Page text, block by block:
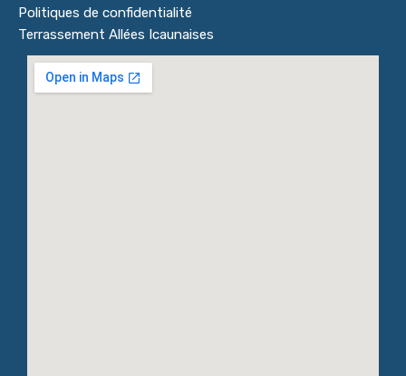
Politiques de confidentialité
Terrassement Allées Icaunaises